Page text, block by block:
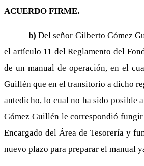
ACUERDO FIRME.
b)Del señor Gilberto Gómez
el artículo 11 del Reglamento del
de un manual de operación, en el
Guillén que en el transitorio a dicho
antedicho, lo cual no ha sido posible
Gómez Guillén le correspondió
Encargado del Área de Tesorería y
nuevo plazo para preparar el manual